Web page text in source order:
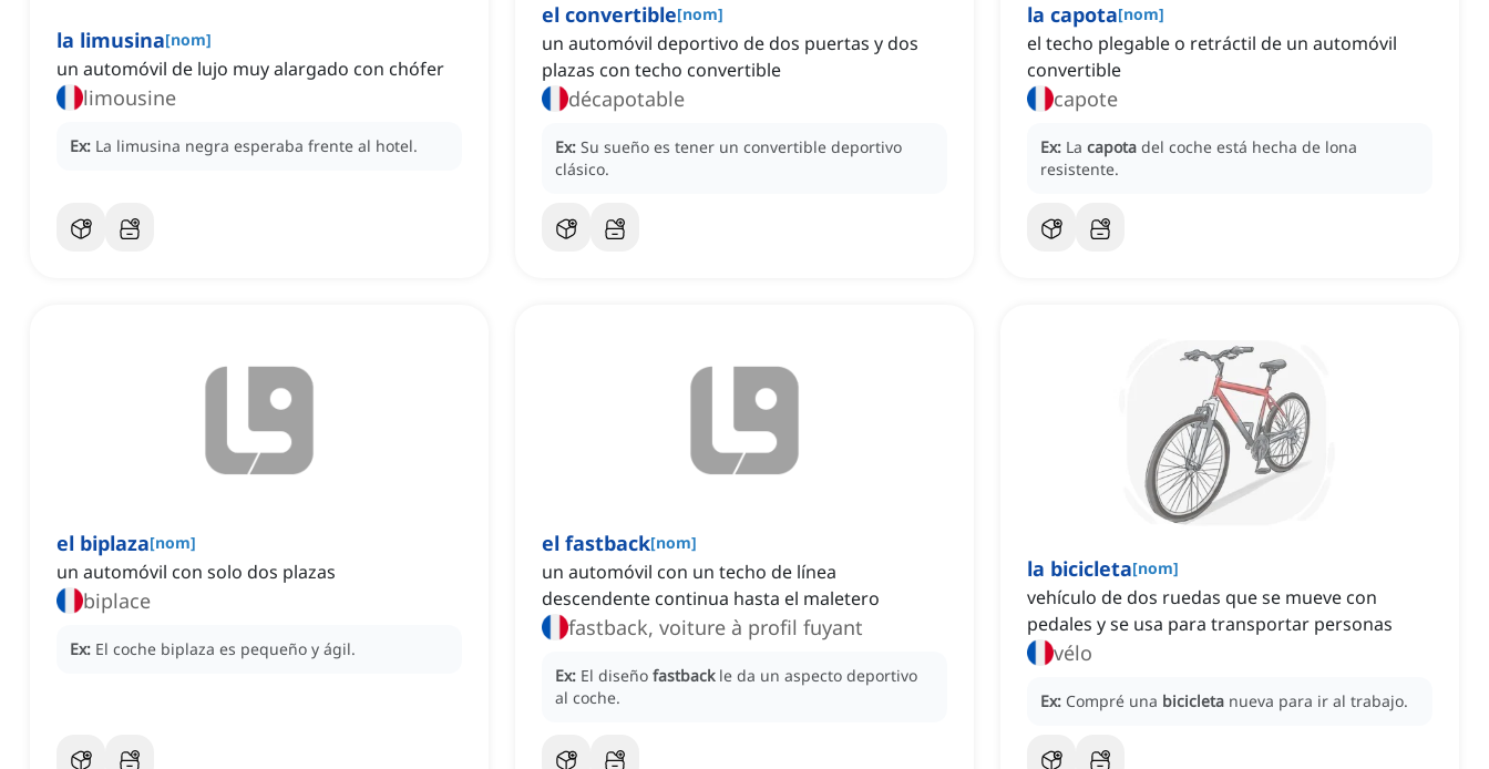
la limusina[nom]
un automóvil de lujo muy alargado con chófer
limousine
Ex: La limusina negra esperaba frente al hotel.
el convertible[nom]
un automóvil deportivo de dos puertas y dos
plazas con techo convertible
décapotable
Ex: Su sueño es tener un convertible deportivo
clásico.
la capota[nom]
el techo plegable o retráctil de un automóvil
convertible
capote
Ex: La capota del coche está hecha de lona
resistente.
el biplaza[nom]
un automóvil con solo dos plazas
biplace
Ex: El coche biplaza es pequeño y ágil.
el fastback[nom]
un automóvil con un techo de línea
descendente continua hasta el maletero
fastback, voiture à profil fuyant
Ex: El diseño fastback le da un aspecto deportivo
al coche.
la bicicleta[nom]
vehículo de dos ruedas que se mueve con
pedales y se usa para transportar personas
vélo
Ex: Compré una bicicleta nueva para ir al trabajo.